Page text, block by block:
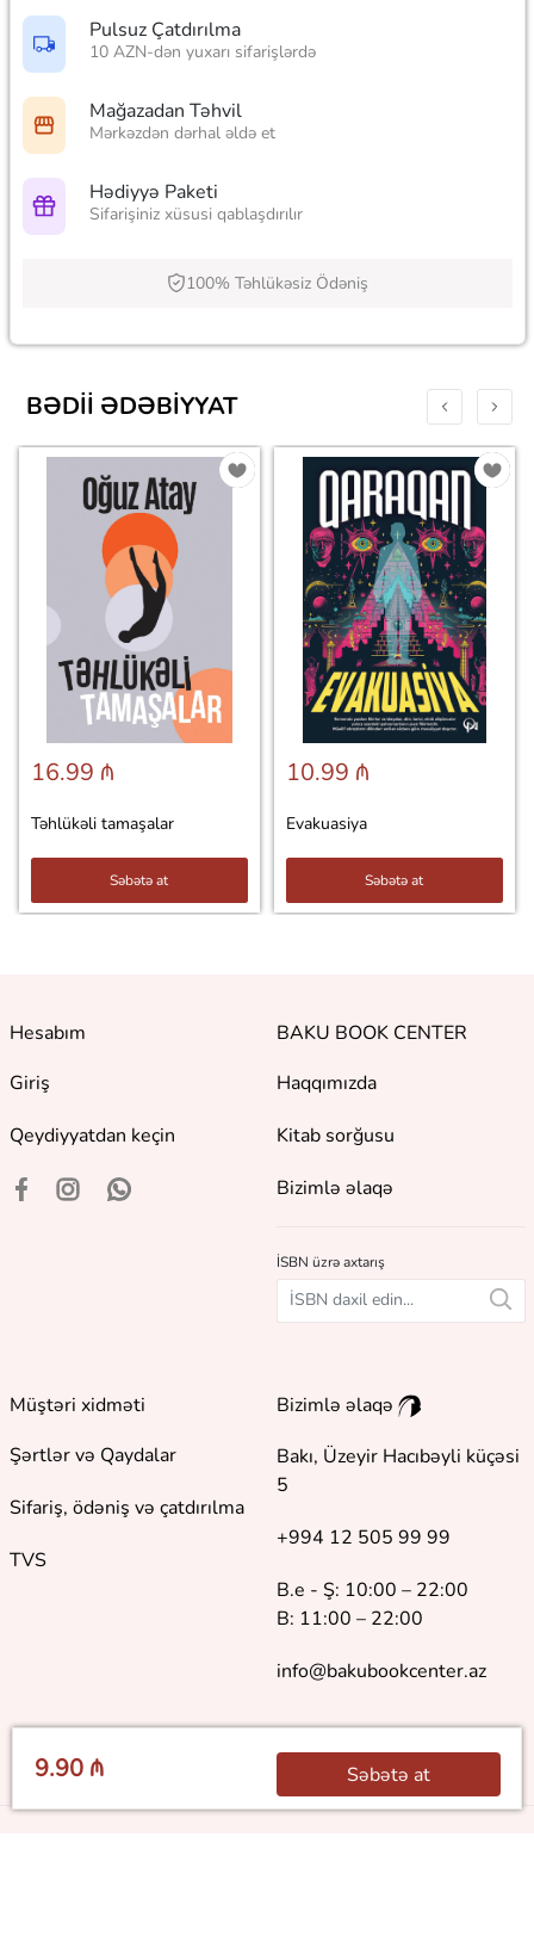
Pulsuz Çatdırılma
10 AZN-dən yuxarı sifarişlərdə
Mağazadan Təhvil
Mərkəzdən dərhal əldə et
Hədiyyə Paketi
Sifarişiniz xüsusi qablaşdırılır
100% Təhlükəsiz Ödəniş
9.90 ₼ Səbətə at
BƏDII ƏDƏBIYYAT
16.99 ₼
Təhlükəli tamaşalar
Səbətə at
10.99 ₼
Evakuasiya
Səbətə at
Hesabım
Giriş
Qeydiyyatdan keçin
BAKU BOOK CENTER
Haqqımızda
Kitab sorğusu
Bizimlə əlaqə
İSBN üzrə axtarış
Müştəri xidməti
Şərtlər və Qaydalar
Sifariş, ödəniş və çatdırılma
TVS
Bizimlə əlaqə
Bakı, Üzeyir Hacıbəyli küçəsi
5
+994 12 505 99 99
B.e - Ş: 10:00 – 22:00
B: 11:00 – 22:00
info@bakubookcenter.az